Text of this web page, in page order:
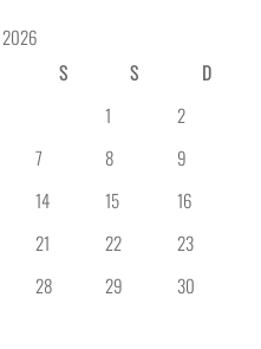
2026
S S
D
1
2
7 8
9
14 15
16
21 22
23
28 29
30